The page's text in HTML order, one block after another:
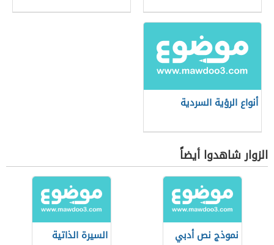
أنواع الرؤية السردية
الزوار شاهدوا أيضاً
نموذج نص أدبي
السيرة الذاتية